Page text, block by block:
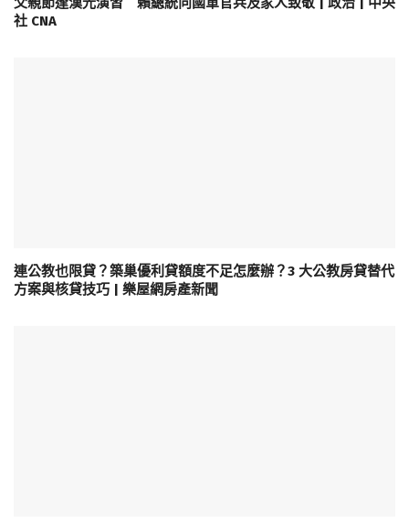
社 CNA
連公教也限貸？築巢優利貸額度不足怎麼辦？3 大公教房貸替代
方案與核貸技巧 | 樂屋網房產新聞